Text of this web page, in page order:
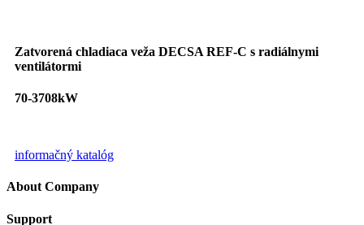
Zatvorená chladiaca veža DECSA REF-C s radiálnymi
ventilátormi
70-3708kW
informačný katalóg
About Company
Support